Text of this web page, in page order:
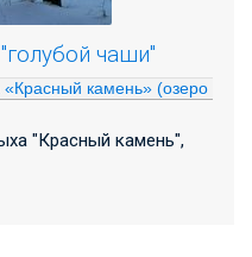
чаши"
«Красный камень» (озеро
"Красный камень",